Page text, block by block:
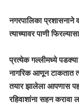
नगरपालिका प्रशासनाने
त्याच्यावर पाणी
प्रत्येक गल्लीमध्ये
नागरिक आणून टाकतात
तयार झालेला आपणास
रहिवाशांना सहन करावा